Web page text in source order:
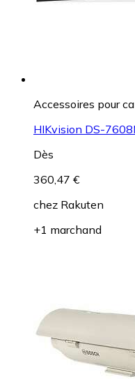
Accessoires pour
HIKvision DS-
Dès
360,47 €
chez Rakuten
+1 marchand